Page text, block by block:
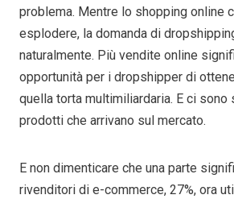
problema. Mentre lo shopping online
esplodere, la domanda di
naturalmente. Più vendite online
opportunità per i dropshipper di
quella torta multimiliardaria. E ci sono
prodotti che arrivano sul mercato.
E non dimenticare che una parte
rivenditori di e-commerce, 27%, ora